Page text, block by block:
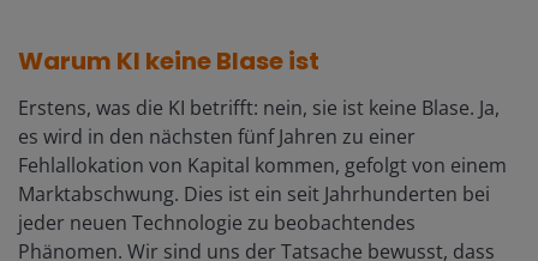
Warum KI keine Blase ist
Erstens, was die KI betrifft: nein, sie ist keine Blase. Ja,
es wird in den nächsten fünf Jahren zu einer
Fehlallokation von Kapital kommen, gefolgt von einem
Marktabschwung. Dies ist ein seit Jahrhunderten bei
jeder neuen Technologie zu beobachtendes
Phänomen. Wir sind uns der Tatsache bewusst, dass